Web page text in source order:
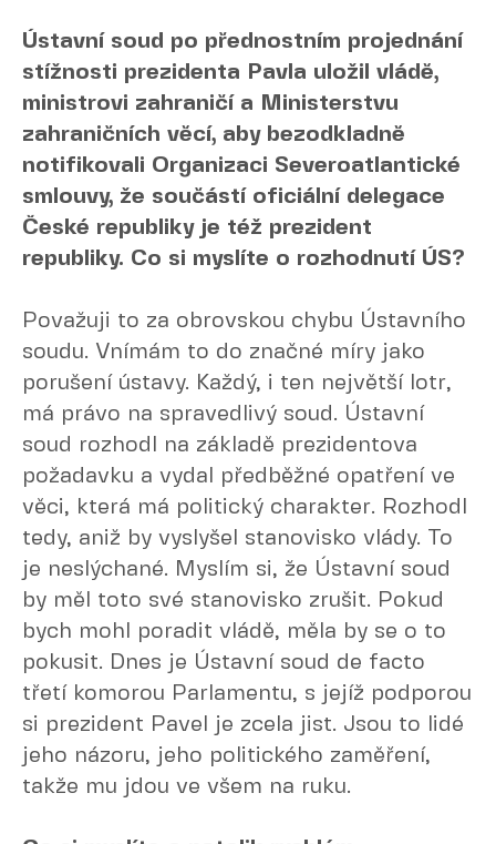
Ústavní soud po přednostním projednání
stížnosti prezidenta Pavla uložil vládě,
ministrovi zahraničí a Ministerstvu
zahraničních věcí, aby bezodkladně
notifikovali Organizaci Severoatlantické
smlouvy, že součástí oficiální delegace
České republiky je též prezident
republiky. Co si myslíte o rozhodnutí ÚS?
Považuji to za obrovskou chybu Ústavního
soudu. Vnímám to do značné míry jako
porušení ústavy. Každý, i ten největší lotr,
má právo na spravedlivý soud. Ústavní
soud rozhodl na základě prezidentova
požadavku a vydal předběžné opatření ve
věci, která má politický charakter. Rozhodl
tedy, aniž by vyslyšel stanovisko vlády. To
je neslýchané. Myslím si, že Ústavní soud
by měl toto své stanovisko zrušit. Pokud
bych mohl poradit vládě, měla by se o to
pokusit. Dnes je Ústavní soud de facto
třetí komorou Parlamentu, s jejíž podporou
si prezident Pavel je zcela jist. Jsou to lidé
jeho názoru, jeho politického zaměření,
takže mu jdou ve všem na ruku.